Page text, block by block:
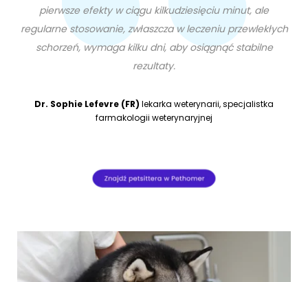
pierwsze efekty w ciągu kilkudziesięciu minut, ale
regularne stosowanie, zwłaszcza w leczeniu przewlekłych
schorzeń, wymaga kilku dni, aby osiągnąć stabilne
rezultaty.
Dr. Sophie Lefevre (FR) lekarka weterynarii, specjalistka
farmakologii weterynaryjnej